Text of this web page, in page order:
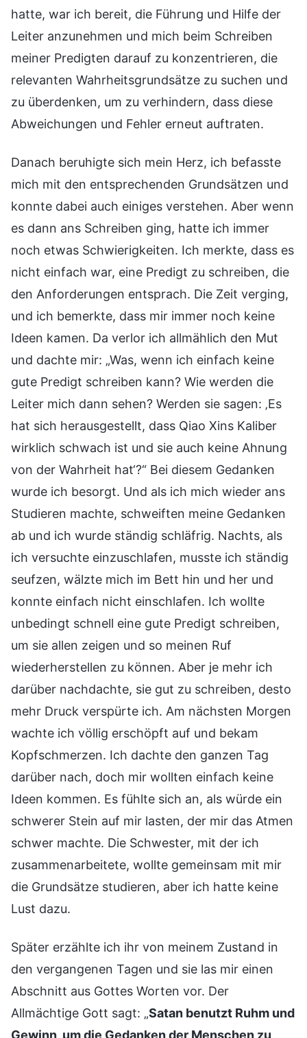
hatte, war ich bereit, die Führung und Hilfe der
Leiter anzunehmen und mich beim Schreiben
meiner Predigten darauf zu konzentrieren, die
relevanten Wahrheitsgrundsätze zu suchen und
zu überdenken, um zu verhindern, dass diese
Abweichungen und Fehler erneut auftraten.
Danach beruhigte sich mein Herz, ich befasste
mich mit den entsprechenden Grundsätzen und
konnte dabei auch einiges verstehen. Aber wenn
es dann ans Schreiben ging, hatte ich immer
noch etwas Schwierigkeiten. Ich merkte, dass es
nicht einfach war, eine Predigt zu schreiben, die
den Anforderungen entsprach. Die Zeit verging,
und ich bemerkte, dass mir immer noch keine
Ideen kamen. Da verlor ich allmählich den Mut
und dachte mir: „Was, wenn ich einfach keine
gute Predigt schreiben kann? Wie werden die
Leiter mich dann sehen? Werden sie sagen: ‚Es
hat sich herausgestellt, dass Qiao Xins Kaliber
wirklich schwach ist und sie auch keine Ahnung
von der Wahrheit hat‘?“ Bei diesem Gedanken
wurde ich besorgt. Und als ich mich wieder ans
Studieren machte, schweiften meine Gedanken
ab und ich wurde ständig schläfrig. Nachts, als
ich versuchte einzuschlafen, musste ich ständig
seufzen, wälzte mich im Bett hin und her und
konnte einfach nicht einschlafen. Ich wollte
unbedingt schnell eine gute Predigt schreiben,
um sie allen zeigen und so meinen Ruf
wiederherstellen zu können. Aber je mehr ich
darüber nachdachte, sie gut zu schreiben, desto
mehr Druck verspürte ich. Am nächsten Morgen
wachte ich völlig erschöpft auf und bekam
Kopfschmerzen. Ich dachte den ganzen Tag
darüber nach, doch mir wollten einfach keine
Ideen kommen. Es fühlte sich an, als würde ein
schwerer Stein auf mir lasten, der mir das Atmen
schwer machte. Die Schwester, mit der ich
zusammenarbeitete, wollte gemeinsam mit mir
die Grundsätze studieren, aber ich hatte keine
Lust dazu.
Später erzählte ich ihr von meinem Zustand in
den vergangenen Tagen und sie las mir einen
Abschnitt aus Gottes Worten vor. Der
Allmächtige Gott sagt: „Satan benutzt Ruhm und
Gewinn, um die Gedanken der Menschen zu